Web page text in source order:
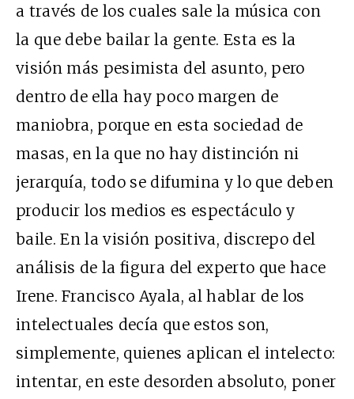
a través de los cuales sale la música con
la que debe bailar la gente. Esta es la
visión más pesimista del asunto, pero
dentro de ella hay poco margen de
maniobra, porque en esta sociedad de
masas, en la que no hay distinción ni
jerarquía, todo se difumina y lo que deben
producir los medios es espectáculo y
baile. En la visión positiva, discrepo del
análisis de la figura del experto que hace
Irene. Francisco Ayala, al hablar de los
intelectuales decía que estos son,
simplemente, quienes aplican el intelecto:
intentar, en este desorden absoluto, poner